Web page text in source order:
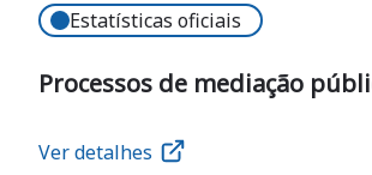
Estatísticas oficiais
Processos de mediação
Ver detalhes